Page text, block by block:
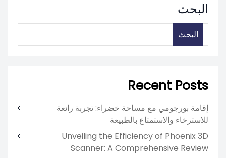
البحث
البحث
Recent Posts
إقامة بورجومي مع مساحة خضراء: تجربة رائعة
للاسترخاء والاستمتاع بالطبيعة
Unveiling the Efficiency of Phoenix 3D
Scanner: A Comprehensive Review